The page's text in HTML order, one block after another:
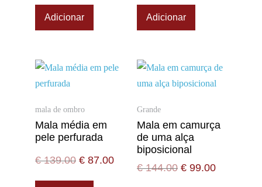
Adicionar Adicionar
mala de ombro
Mala média em
pele perfurada
€139.00 € 87.00
Grande
Mala em camurça
de uma alça
biposicional
€144.00 € 99.00